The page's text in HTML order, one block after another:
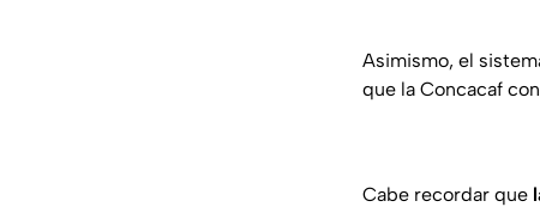
Asimismo, el
que la Concacaf
Cabe recordar que